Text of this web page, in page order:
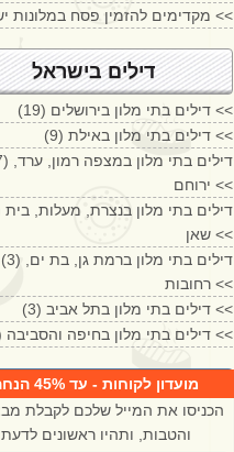
מקדימים להזמין פסח במלונות ישראל <<
דילים בישראל
(19) דילים בתי מלון בירושלים <<
(9) דילים בתי מלון באילת <<
(7) דילים
ירוחם <<
שאן <<
(3) דילים בתי מלון ברמת גן, בת ים,
רחובות <<
(3) דילים בתי מלון בתל אביב <<
(1) דילים בתי מלון בחיפה והסביבה <<
מועדון לקוחות - עד 45% הנחה
הכניסו את המייל שלכם לקבלת
והטבות, ותהיו ראשונים לדעת